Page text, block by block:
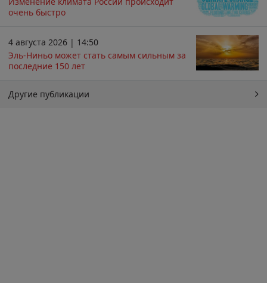
очень быстро
4 августа 2026 | 14:50
Эль-Ниньо может стать самым сильным за
последние 150 лет
Другие публикации